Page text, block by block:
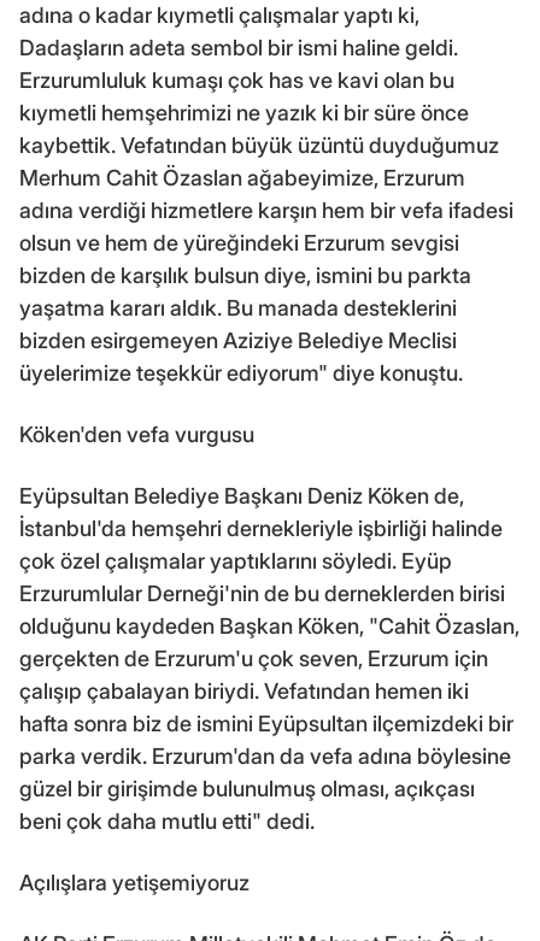
adına o kadar kıymetli çalışmalar yaptı ki,
Dadaşların adeta sembol bir ismi haline geldi.
Erzurumluluk kumaşı çok has ve kavi olan bu
kıymetli hemşehrimizi ne yazık ki bir süre önce
kaybettik. Vefatından büyük üzüntü duyduğumuz
Merhum Cahit Özaslan ağabeyimize, Erzurum
adına verdiği hizmetlere karşın hem bir vefa ifadesi
olsun ve hem de yüreğindeki Erzurum sevgisi
bizden de karşılık bulsun diye, ismini bu parkta
yaşatma kararı aldık. Bu manada desteklerini
bizden esirgemeyen Aziziye Belediye Meclisi
üyelerimize teşekkür ediyorum" diye konuştu.
Köken'den vefa vurgusu
Eyüpsultan Belediye Başkanı Deniz Köken de,
İstanbul'da hemşehri dernekleriyle işbirliği halinde
çok özel çalışmalar yaptıklarını söyledi. Eyüp
Erzurumlular Derneği'nin de bu derneklerden birisi
olduğunu kaydeden Başkan Köken, "Cahit Özaslan,
gerçekten de Erzurum'u çok seven, Erzurum için
çalışıp çabalayan biriydi. Vefatından hemen iki
hafta sonra biz de ismini Eyüpsultan ilçemizdeki bir
parka verdik. Erzurum'dan da vefa adına böylesine
güzel bir girişimde bulunulmuş olması, açıkçası
beni çok daha mutlu etti" dedi.
Açılışlara yetişemiyoruz